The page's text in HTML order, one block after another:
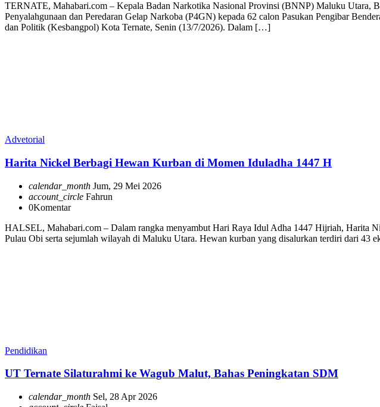
TERNATE, Mahabari.com – Kepala Badan Narkotika Nasional Provinsi (BNNP) Maluku Utara,
Penyalahgunaan dan Peredaran Gelap Narkoba (P4GN) kepada 62 calon Pasukan Pengibar
dan Politik (Kesbangpol) Kota Ternate, Senin (13/7/2026). Dalam […]
Advetorial
Harita Nickel Berbagi Hewan Kurban di Momen Iduladha 1447 H
calendar_month Jum, 29 Mei 2026
account_circle Fahrun
0Komentar
HALSEL, Mahabari.com – Dalam rangka menyambut Hari Raya Idul Adha 1447 Hijriah, Harita
Pulau Obi serta sejumlah wilayah di Maluku Utara. Hewan kurban yang disalurkan terdiri dari
Pendidikan
UT Ternate Silaturahmi ke Wagub Malut, Bahas Peningkatan SDM
calendar_month Sel, 28 Apr 2026